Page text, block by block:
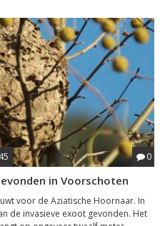
0
in Voorschoten
voor de Aziatische Hoornaar. In
de invasieve exoot gevonden. Het